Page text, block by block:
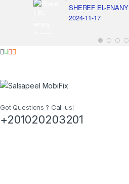
SHEREF EL-ENANY
2024-11-17
Got Questions ? Call us!
+201020203201